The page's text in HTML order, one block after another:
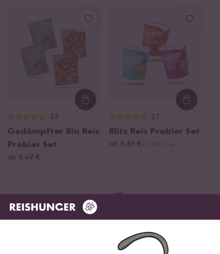
Loading...
35
Gedämpfter Bio Reis
Probier Set
ab 6,49 €
21
Blitz Reis Probier Set
ab 8,69 €